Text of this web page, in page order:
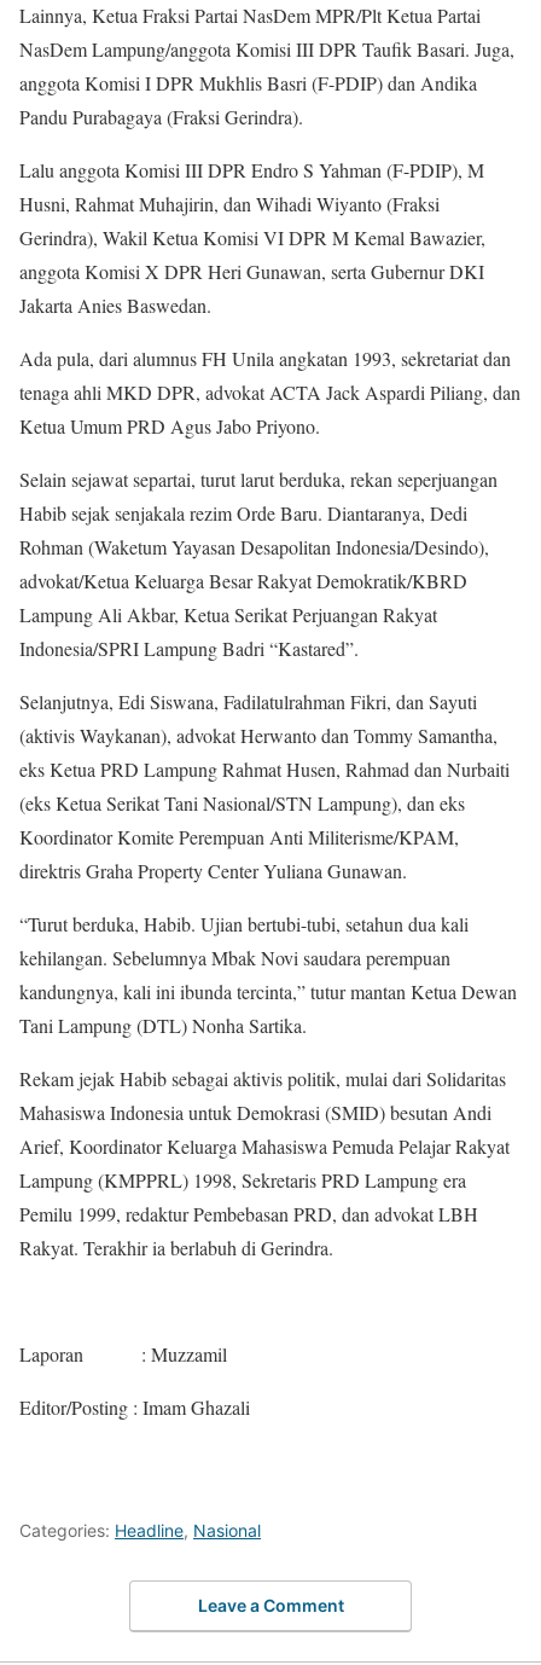
Lainnya, Ketua Fraksi Partai NasDem MPR/Plt Ketua Partai
NasDem Lampung/anggota Komisi III DPR Taufik Basari. Juga,
anggota Komisi I DPR Mukhlis Basri (F-PDIP) dan Andika
Pandu Purabagaya (Fraksi Gerindra).
Lalu anggota Komisi III DPR Endro S Yahman (F-PDIP), M
Husni, Rahmat Muhajirin, dan Wihadi Wiyanto (Fraksi
Gerindra), Wakil Ketua Komisi VI DPR M Kemal Bawazier,
anggota Komisi X DPR Heri Gunawan, serta Gubernur DKI
Jakarta Anies Baswedan.
Ada pula, dari alumnus FH Unila angkatan 1993, sekretariat dan
tenaga ahli MKD DPR, advokat ACTA Jack Aspardi Piliang, dan
Ketua Umum PRD Agus Jabo Priyono.
Selain sejawat separtai, turut larut berduka, rekan seperjuangan
Habib sejak senjakala rezim Orde Baru. Diantaranya, Dedi
Rohman (Waketum Yayasan Desapolitan Indonesia/Desindo),
advokat/Ketua Keluarga Besar Rakyat Demokratik/KBRD
Lampung Ali Akbar, Ketua Serikat Perjuangan Rakyat
Indonesia/SPRI Lampung Badri “Kastared”.
Selanjutnya, Edi Siswana, Fadilatulrahman Fikri, dan Sayuti
(aktivis Waykanan), advokat Herwanto dan Tommy Samantha,
eks Ketua PRD Lampung Rahmat Husen, Rahmad dan Nurbaiti
(eks Ketua Serikat Tani Nasional/STN Lampung), dan eks
Koordinator Komite Perempuan Anti Militerisme/KPAM,
direktris Graha Property Center Yuliana Gunawan.
“Turut berduka, Habib. Ujian bertubi-tubi, setahun dua kali
kehilangan. Sebelumnya Mbak Novi saudara perempuan
kandungnya, kali ini ibunda tercinta,” tutur mantan Ketua Dewan
Tani Lampung (DTL) Nonha Sartika.
Rekam jejak Habib sebagai aktivis politik, mulai dari Solidaritas
Mahasiswa Indonesia untuk Demokrasi (SMID) besutan Andi
Arief, Koordinator Keluarga Mahasiswa Pemuda Pelajar Rakyat
Lampung (KMPPRL) 1998, Sekretaris PRD Lampung era
Pemilu 1999, redaktur Pembebasan PRD, dan advokat LBH
Rakyat. Terakhir ia berlabuh di Gerindra.
Laporan : Muzzamil
Editor/Posting : Imam Ghazali
Categories: Headline, Nasional
Leave a Comment